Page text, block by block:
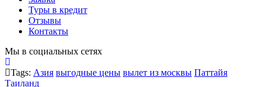
Туры в кредит
Отзывы
Контакты
Мы в социальных сетях
Tags: Азия выгодные цены вылет из москвы Паттайя
Таиланд